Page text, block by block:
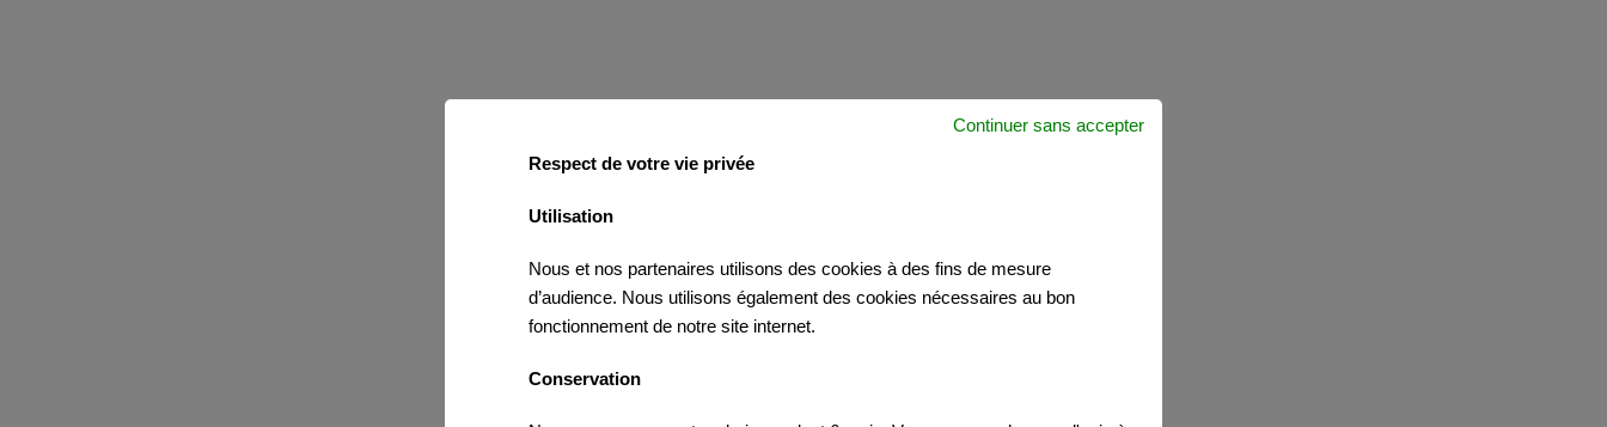
Respect de votre vie privée
Utilisation
Nous et nos partenaires utilisons des cookies à des fins de mesure
d’audience. Nous utilisons également des cookies nécessaires au bon
fonctionnement de notre site internet.
Conservation
Continuer sans accepter